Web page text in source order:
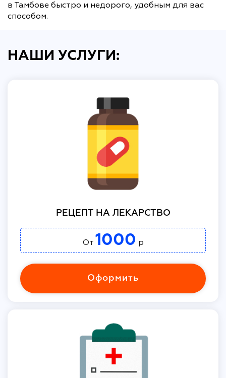
в Тамбове быстро и недорого, удобным для вас
способом.
НАШИ УСЛУГИ:
РЕЦЕПТ НА ЛЕКАРСТВО
От 1000 р
Оформить